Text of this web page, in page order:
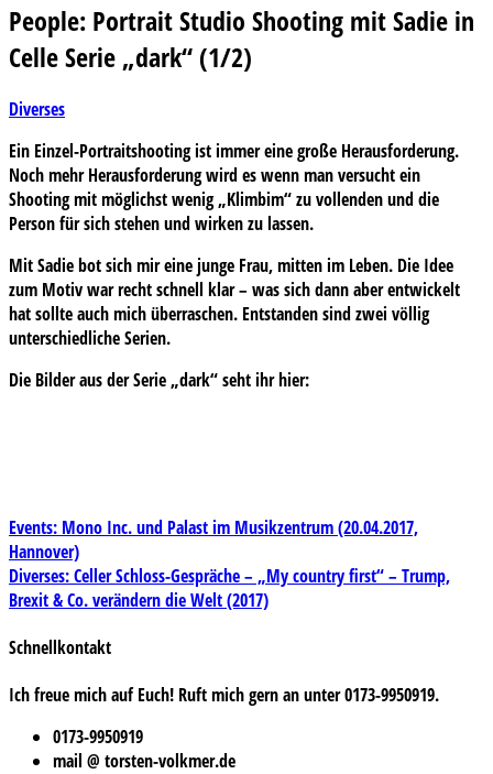
People: Portrait Studio Shooting mit Sadie in
Celle Serie „dark“ (1/2)
Diverses
Ein Einzel-Portraitshooting ist immer eine große Herausforderung.
Noch mehr Herausforderung wird es wenn man versucht ein
Shooting mit möglichst wenig „Klimbim“ zu vollenden und die
Person für sich stehen und wirken zu lassen.
Mit Sadie bot sich mir eine junge Frau, mitten im Leben. Die Idee
zum Motiv war recht schnell klar – was sich dann aber entwickelt
hat sollte auch mich überraschen. Entstanden sind zwei völlig
unterschiedliche Serien.
Die Bilder aus der Serie „dark“ seht ihr hier:
Beitragsnavigation
Events: Mono Inc. und Palast im Musikzentrum (20.04.2017,
Hannover)
Diverses: Celler Schloss-Gespräche – „My country first“ – Trump,
Brexit & Co. verändern die Welt (2017)
Schnellkontakt
Ich freue mich auf Euch! Ruft mich gern an unter 0173-9950919.
0173-9950919
mail @ torsten-volkmer.de